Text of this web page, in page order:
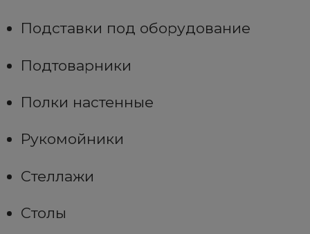
Подставки под оборудование
Подтоварники
Полки настенные
Рукомойники
Стеллажи
Столы